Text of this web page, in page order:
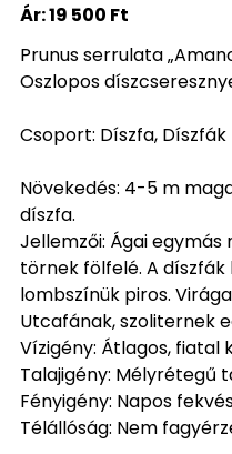
Ár:19 500 Ft
Prunus serrulata
Oszlopos
Csoport: Díszfa, Díszfák
Növekedés: 4-5 m
díszfa.
Jellemzői: Ágai
törnek fölfelé. A díszfák
lombszínük piros.
Utcafának, szoliternek
Vízigény: Átlagos, fiatal
Talajigény: Mélyrétegű
Fényigény: Napos
Télállóság: Nem